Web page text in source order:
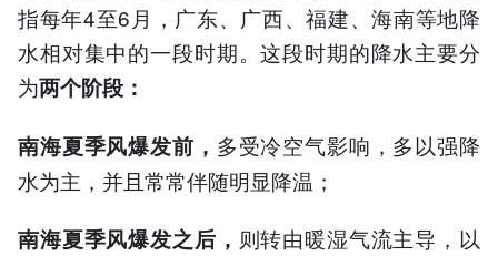
指每年4至6月，广东、广西、福建、海南等地降
水相对集中的一段时期。这段时期的降水主要分
为两个阶段：
南海夏季风爆发前， 多受冷空气影响，多以强降
水为主，并且常常伴随明显降温；
南海夏季风爆发之后， 则转由暖湿气流主导，以